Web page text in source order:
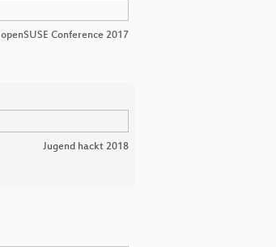
openSUSE Conference 2017
Jugend hackt 2018